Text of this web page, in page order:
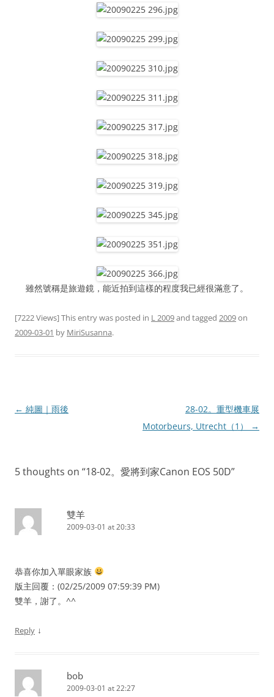
雖然號稱是旅遊鏡，能近拍到這樣的程度我已經很滿意了。
[7222 Views] This entry was posted in L 2009and tagged 2009on
2009-03-01 by MiriSusanna.
Post
← 純圖｜雨後
28-02。重型機車展
Motorbeurs, Utrecht（1）
→
5 thoughts on “18-02。愛將到家Canon EOS 50D”
雙羊
2009-03-01 at 20:33
恭喜你加入單眼家族
版主回覆：(02/25/2009 07:59:39 PM)
雙羊，謝了。^^
Reply ↓
bob
2009-03-01 at 22:27